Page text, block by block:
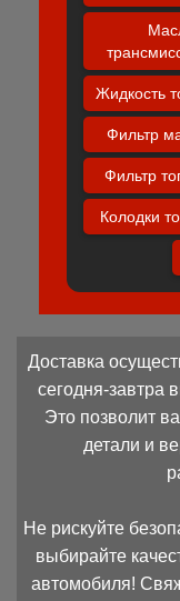
Жидкость
Фильтр
Фильтр
Колодки
Доставка
сегодня-завтра
Это позволит
детали и
Не рискуйте
выбирайте
автомобиля!